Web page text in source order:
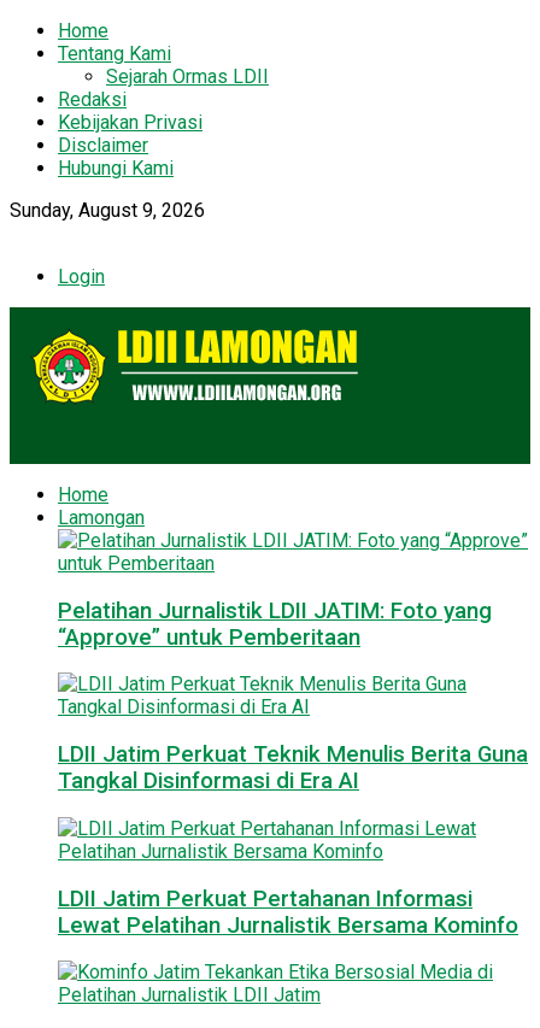
Home
Tentang Kami
Sejarah Ormas LDII
Redaksi
Kebijakan Privasi
Disclaimer
Hubungi Kami
Sunday, August 9, 2026
Login
Home
Lamongan
Pelatihan Jurnalistik LDII JATIM: Foto yang
“Approve” untuk Pemberitaan
LDII Jatim Perkuat Teknik Menulis Berita Guna
Tangkal Disinformasi di Era AI
LDII Jatim Perkuat Pertahanan Informasi
Lewat Pelatihan Jurnalistik Bersama Kominfo